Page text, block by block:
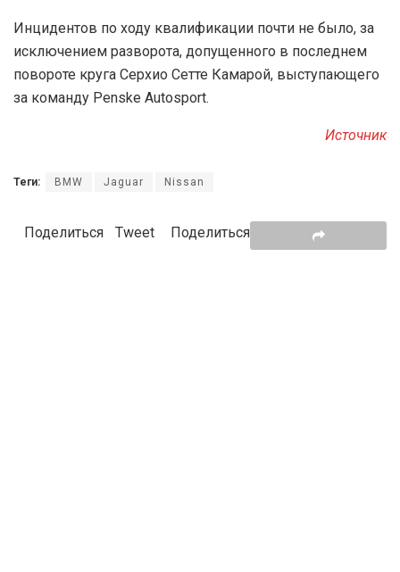
Инцидентов по ходу квалификации почти не было, за
исключением разворота, допущенного в последнем
повороте круга Серхио Сетте Камарой, выступающего
за команду Penske Autosport.
Источник
Теги: BMW Jaguar Nissan
Поделиться Tweet Поделиться